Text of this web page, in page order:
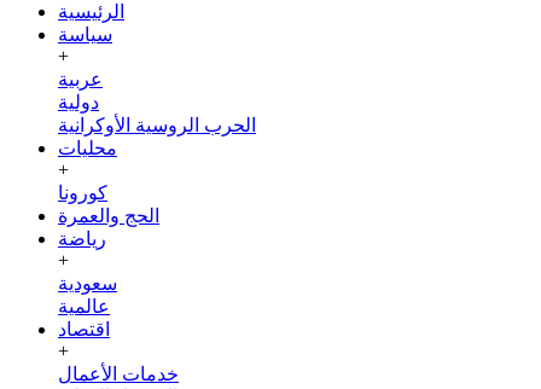
الرئيسية
سياسة
+
عربية
دولية
الحرب الروسية الأوكرانية
محليات
+
كورونا
الحج والعمرة
رياضة
+
سعودية
عالمية
اقتصاد
+
خدمات الأعمال